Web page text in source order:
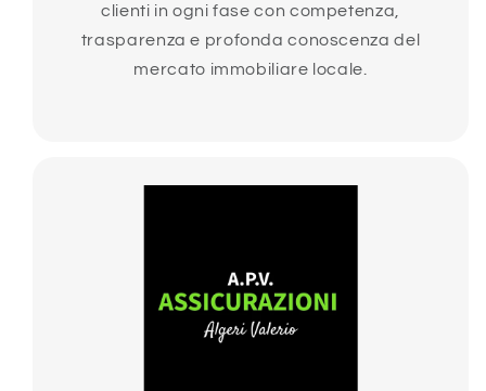
clienti in ogni fase con competenza,
trasparenza e profonda conoscenza del
mercato immobiliare locale.